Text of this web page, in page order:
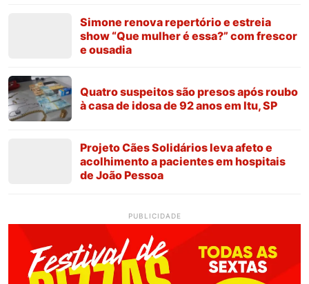
Simone renova repertório e estreia
show “Que mulher é essa?” com frescor
e ousadia
Quatro suspeitos são presos após roubo
à casa de idosa de 92 anos em Itu, SP
Projeto Cães Solidários leva afeto e
acolhimento a pacientes em hospitais
de João Pessoa
PUBLICIDADE